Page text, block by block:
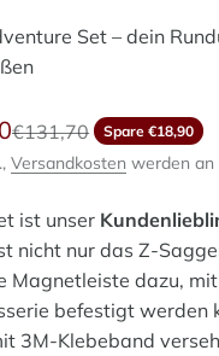
Set – dein
Regulärer Preis
€131,70 Spare €18,90
Versandkosten werden an
ist unser
nicht nur das Z-
Magnetleiste dazu,
befestigt werden
3M-Klebeband